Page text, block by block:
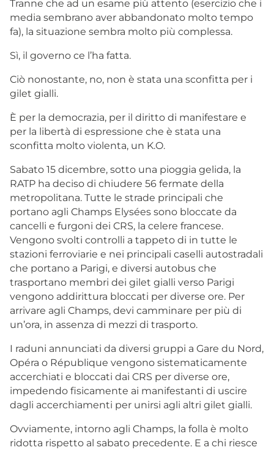
Tranne che ad un esame più attento (esercizio che i
media sembrano aver abbandonato molto tempo
fa), la situazione sembra molto più complessa.
Sì, il governo ce l’ha fatta.
Ciò nonostante, no, non è stata una sconfitta per i
gilet gialli.
È per la democrazia, per il diritto di manifestare e
per la libertà di espressione che è stata una
sconfitta molto violenta, un K.O.
Sabato 15 dicembre, sotto una pioggia gelida, la
RATP ha deciso di chiudere 56 fermate della
metropolitana. Tutte le strade principali che
portano agli Champs Elysées sono bloccate da
cancelli e furgoni dei CRS, la celere francese.
Vengono svolti controlli a tappeto di in tutte le
stazioni ferroviarie e nei principali caselli autostradali
che portano a Parigi, e diversi autobus che
trasportano membri dei gilet gialli verso Parigi
vengono addirittura bloccati per diverse ore. Per
arrivare agli Champs, devi camminare per più di
un’ora, in assenza di mezzi di trasporto.
I raduni annunciati da diversi gruppi a Gare du Nord,
Opéra o République vengono sistematicamente
accerchiati e bloccati dai CRS per diverse ore,
impedendo fisicamente ai manifestanti di uscire
dagli accerchiamenti per unirsi agli altri gilet gialli.
Ovviamente, intorno agli Champs, la folla è molto
ridotta rispetto al sabato precedente. E a chi riesce